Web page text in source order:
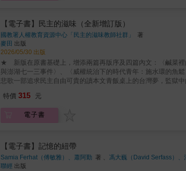
聚，往往也是台灣社會運動家的聚集地，其中蔣渭水經營的春
灣青年》的編輯兼發行人的蔡培火、出身霧峰林家的詩人林幼
願為了民主飛蛾撲火？日本一九四一年開啟太平洋戰爭後，一
參加應募。除了高砂義勇隊、特別志願兵等正規軍人外，也招
育唔，加入高砂義勇隊被派到印尼摩羅泰島作戰，於偵查過程
日本老兵的口述「他們精於狩獵，野豬、雉雞、山貓、蛇、蝦
飢……」〈被排除的美味、被清洗的記憶：青蛙湯與台籍日本
漢人餐桌上扮演著不可或缺的角色，台灣律師李瑞漢最後一次
等待了六十一年，始終等不到丈夫李瑞漢回來喝那一碗為他
張敏之遺屬王培五及其子女賴以維生的重要食物，也無聲見證
筍，而是用來防衛與盛裝的容器。一盤竹筍炒肉絲，彰顯出原
主的道路上，卻成為受難家屬永恆的破碎與創痛。為台灣民主
明兇手殺害，成為民主之路上最沉痛的犧牲者之一，而真相至
回溯至清末開港時期，真正引入「總會三明治」的是一九六○
灣人而言是呼吸自由的窗口。一九五七年三月二十日，中華民
【電子書】民主的滋味（全新增訂版）
國教署人權教育資源中心「民主的滋味教師社群」
著
麥田 出版
2026/05/30 出版
★ 新版在原書基礎上，增添兩篇再版序及四篇內文：〈鹹菜
與澎湖七一三事件〉、〈威權統治下的時代青年：施水環的魚
悲歌一部追求民主自由可貴的讀本文青飯桌上的台灣夢，監獄
動開始，台灣的民主意識已經萌芽……然而，一九四五年，結
們唾手可得的食物，是一種普世而以甘美浸潤味蕾，為何在時
聚，往往也是台灣社會運動家的聚集地，其中蔣渭水經營的春
灣青年》的編輯兼發行人的蔡培火、出身霧峰林家的詩人林幼
願為了民主飛蛾撲火？日本一九四一年開啟太平洋戰爭後，一
特價 315 元
電子書
【電子書】記憶的紐帶
Samia Ferhat（傅敏雅）、蕭阿勤 著 、 馮大巍（David Serfass）
聯經 出版